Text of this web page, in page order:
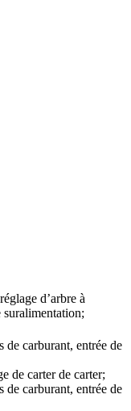
d’arbre à
suralimentation;
de carburant, entrée de
de carter de carter;
de carburant, entrée de